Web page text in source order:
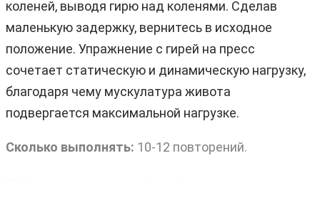
коленей, выводя гирю над коленями. Сделав
маленькую задержку, вернитесь в исходное
положение. Упражнение с гирей на пресс
сочетает статическую и динамическую нагрузку,
благодаря чему мускулатура живота
подвергается максимальной нагрузке.
Сколько выполнять: 10-12 повторений.